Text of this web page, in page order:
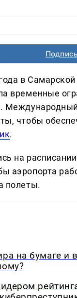
в
временные
чтобы
.
на
аэропорта
полеты.
на бумаге